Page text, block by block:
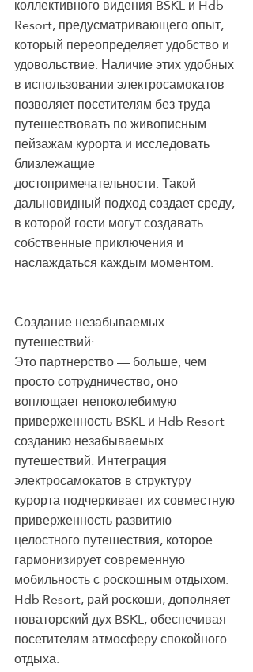
коллективного видения BSKL и Hdb
Resort, предусматривающего опыт,
который переопределяет удобство и
удовольствие. Наличие этих удобных
в использовании электросамокатов
позволяет посетителям без труда
путешествовать по живописным
пейзажам курорта и исследовать
близлежащие
достопримечательности. Такой
дальновидный подход создает среду,
в которой гости могут создавать
собственные приключения и
наслаждаться каждым моментом.
Создание незабываемых
путешествий:
Это партнерство — больше, чем
просто сотрудничество, оно
воплощает непоколебимую
приверженность BSKL и Hdb Resort
созданию незабываемых
путешествий. Интеграция
электросамокатов в структуру
курорта подчеркивает их совместную
приверженность развитию
целостного путешествия, которое
гармонизирует современную
мобильность с роскошным отдыхом.
Hdb Resort, рай роскоши, дополняет
новаторский дух BSKL, обеспечивая
посетителям атмосферу спокойного
отдыха.